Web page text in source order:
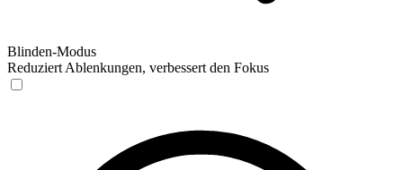
Blinden-Modus
Reduziert Ablenkungen, verbessert den Fokus